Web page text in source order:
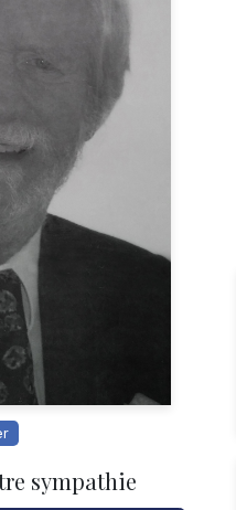
sympathie